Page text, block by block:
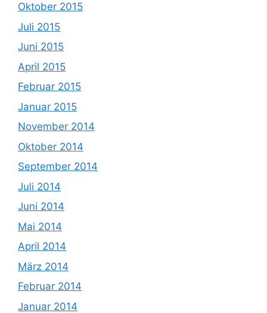
Oktober 2015
Juli 2015
Juni 2015
April 2015
Februar 2015
Januar 2015
November 2014
Oktober 2014
September 2014
Juli 2014
Juni 2014
Mai 2014
April 2014
März 2014
Februar 2014
Januar 2014